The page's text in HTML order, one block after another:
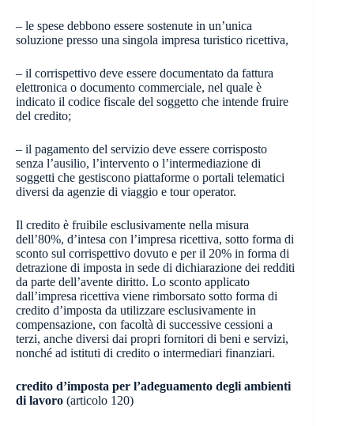
– le spese debbono essere sostenute in un’unica
soluzione presso una singola impresa turistico ricettiva,
– il corrispettivo deve essere documentato da fattura
elettronica o documento commerciale, nel quale è
indicato il codice fiscale del soggetto che intende fruire
del credito;
– il pagamento del servizio deve essere corrisposto
senza l’ausilio, l’intervento o l’intermediazione di
soggetti che gestiscono piattaforme o portali telematici
diversi da agenzie di viaggio e tour operator.
Il credito è fruibile esclusivamente nella misura
dell’80%, d’intesa con l’impresa ricettiva, sotto forma di
sconto sul corrispettivo dovuto e per il 20% in forma di
detrazione di imposta in sede di dichiarazione dei redditi
da parte dell’avente diritto. Lo sconto applicato
dall’impresa ricettiva viene rimborsato sotto forma di
credito d’imposta da utilizzare esclusivamente in
compensazione, con facoltà di successive cessioni a
terzi, anche diversi dai propri fornitori di beni e servizi,
nonché ad istituti di credito o intermediari finanziari.
credito d’imposta per l’adeguamento degli ambienti
di lavoro (articolo 120)